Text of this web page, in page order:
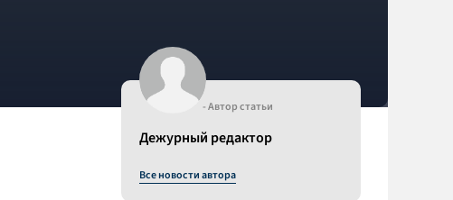
- Автор статьи
Дежурный редактор
Все новости автора